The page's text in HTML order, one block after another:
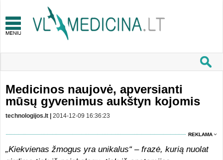
Medicinos naujovė, apversianti
mūsų gyvenimus aukštyn kojomis
technologijos.lt | 2014-12-09 16:36:23
REKLAMA
„Kiekvienas žmogus yra unikalus“ – frazė, kurią nuolat